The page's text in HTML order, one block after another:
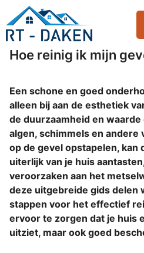
Spring
naar
inhoud
Hoe reinig ik mijn
Een schone en goed
alleen bij aan de esthetiek
de duurzaamheid en
algen, schimmels en
op de gevel opstapelen, kan
uiterlijk van je huis
veroorzaken aan het
deze uitgebreide gids delen
stappen voor het effectief
ervoor te zorgen dat je huis
uitziet, maar ook goed